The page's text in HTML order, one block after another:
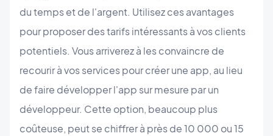
du temps et de l'argent. Utilisez ces avantages
pour proposer des tarifs intéressants à vos clients
potentiels. Vous arriverez à les convaincre de
recourir à vos services pour créer une app, au lieu
de faire développer l'app sur mesure par un
développeur. Cette option, beaucoup plus
coûteuse, peut se chiffrer à près de 10 000 ou 15